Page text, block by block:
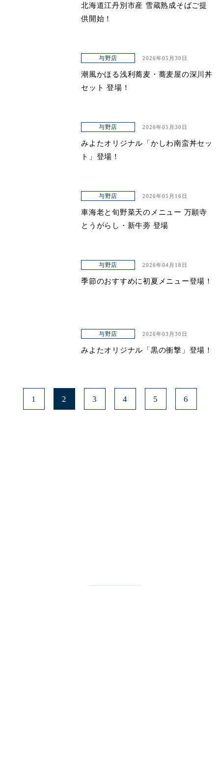
北海道江丹別市産 雪蔵熟成そばご提
供開始！
与野店 2026年05月30日
潮風かほる浅利蕎麦・蕎麦屋の深川丼
セット 登場！
与野店 2026年05月30日
みよたオリジナル「かしわ南蛮丼セッ
ト」登場！
与野店 2026年05月16日
車海老と旬野菜天のメニュー 万願寺
とうがらし・新牛蒡 登場
与野店 2026年04月18日
季節のおすすめに初夏メニュー登場！
与野店 2026年03月30日
みよたオリジナル「黒の衝撃」登場！
1 2 3 4 5 6